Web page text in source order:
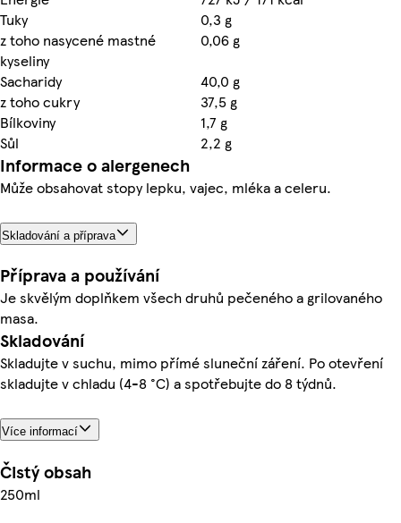
Tuky
0,3 g
z toho nasycené mastné
kyseliny
0,06 g
Sacharidy
40,0 g
z toho cukry
37,5 g
Bílkoviny
1,7 g
Sůl
2,2 g
Informace o alergenech
Může obsahovat stopy lepku, vajec, mléka a celeru.
Skladování a příprava
Příprava a používání
Je skvělým doplňkem všech druhů pečeného a grilovaného
masa.
Skladování
Skladujte v suchu, mimo přímé sluneční záření. Po otevření
skladujte v chladu (4-8 °C) a spotřebujte do 8 týdnů.
Více informací
Čistý obsah
250ml